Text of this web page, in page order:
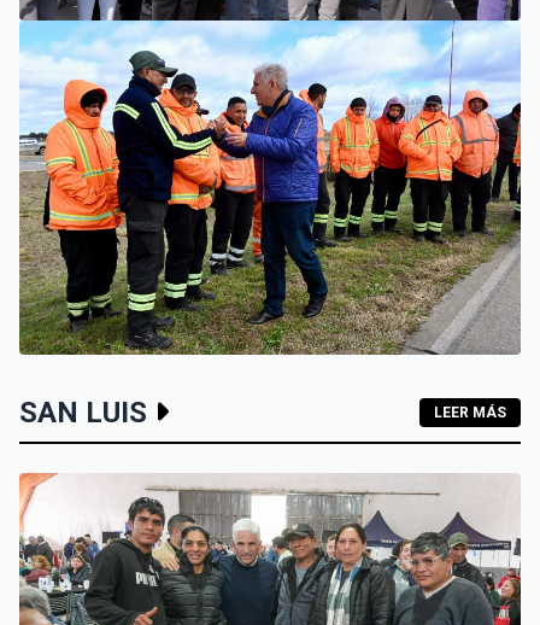
SAN LUIS
EL INTENDENTE HISSA INAUGURÓ UNA NUEVA ETAPA DE
LA RENOVACIÓN CLOACAL DE AVENIDA LAFINUR Y
ANUNCIÓ SU REPAVIMENTACIÓN
EL GOBIERNO RECONSTRUIRÁ LAS LOSAS DE LA
AUTOPISTA ENTRE VILLA MERCEDES Y FRAGA
SAN LUIS LEER MÁS